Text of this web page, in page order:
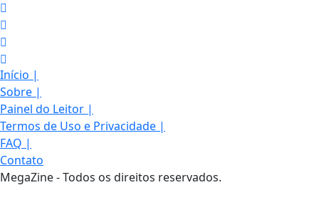
Início |
Sobre |
Painel do Leitor |
Termos de Uso e Privacidade |
FAQ |
Contato
MegaZine - Todos os direitos reservados.
Termos de Uso e Privacidade
Esse site utiliza cookies para melhorar sua